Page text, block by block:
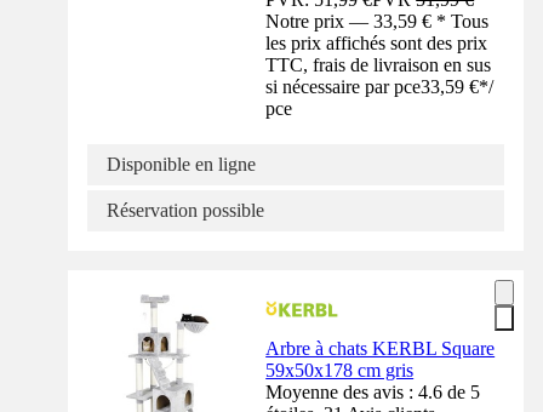
Notre prix — 33,59 € * Tous
les prix affichés sont des prix
TTC, frais de livraison en sus
si nécessaire par pce33,59 €*/
pce
Disponible en ligne
Réservation possible
Arbre à chats KERBL Square
59x50x178 cm gris
Moyenne des avis : 4.6 de 5